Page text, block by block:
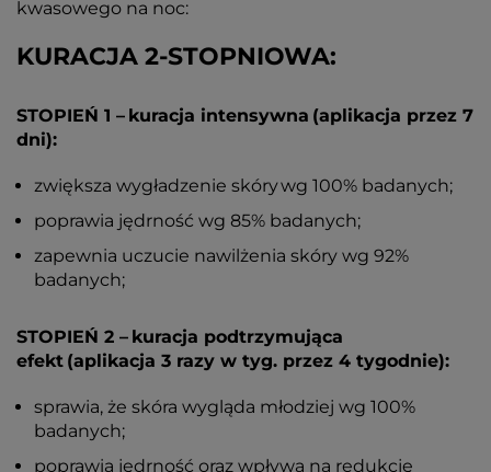
kwasowego na noc:
KURACJA 2-STOPNIOWA:
STOPIEŃ 1 – kuracja intensywna (aplikacja przez 7
dni):
zwiększa wygładzenie skóry wg 100% badanych;
poprawia jędrność wg 85% badanych;
zapewnia uczucie nawilżenia skóry wg 92%
badanych;
STOPIEŃ 2 – kuracja podtrzymująca
efekt (aplikacja 3 razy w tyg. przez 4 tygodnie):
sprawia, że skóra wygląda młodziej wg 100%
badanych;
poprawia jędrność oraz wpływa na redukcję